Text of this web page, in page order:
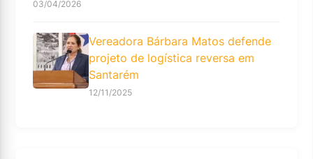
03/04/2026
Vereadora Bárbara Matos defende
projeto de logística reversa em
Santarém
12/11/2025